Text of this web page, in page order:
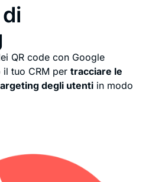
QR code con Google
il tuo CRM per tracciare le
degli utenti in modo